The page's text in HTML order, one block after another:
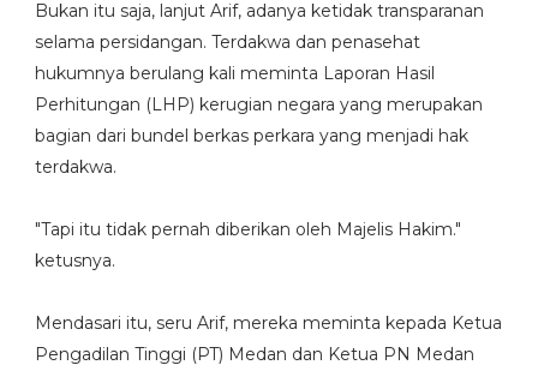
Bukan itu saja, lanjut Arif, adanya ketidak transparanan
selama persidangan. Terdakwa dan penasehat
hukumnya berulang kali meminta Laporan Hasil
Perhitungan (LHP) kerugian negara yang merupakan
bagian dari bundel berkas perkara yang menjadi hak
terdakwa.
"Tapi itu tidak pernah diberikan oleh Majelis Hakim."
ketusnya.
Mendasari itu, seru Arif, mereka meminta kepada Ketua
Pengadilan Tinggi (PT) Medan dan Ketua PN Medan